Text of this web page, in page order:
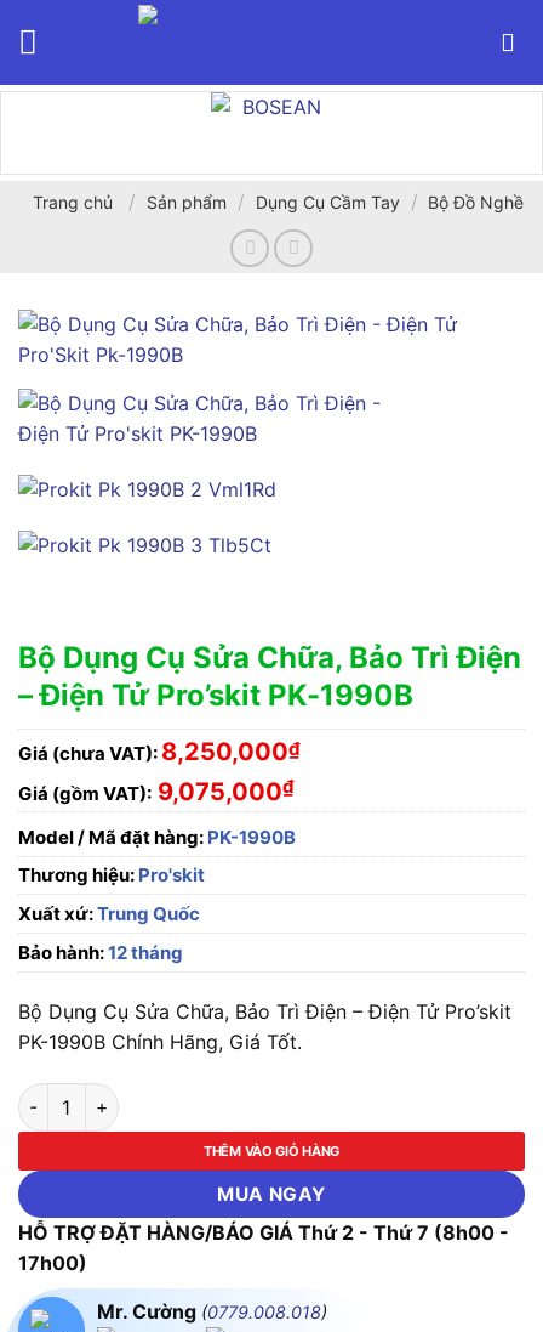
Trang chủ / Sản phẩm / Dụng Cụ Cầm Tay / Bộ Đồ Nghề
Bộ Dụng Cụ Sửa Chữa, Bảo Trì Điện
– Điện Tử Pro’skit PK-1990B
Giá (chưa VAT): 8,250,000₫
Giá (gồm VAT): 9,075,000₫
Model / Mã đặt hàng: PK-1990B
Thương hiệu: Pro'skit
Xuất xứ:Trung Quốc
Bảo hành:12 tháng
Bộ Dụng Cụ Sửa Chữa, Bảo Trì Điện – Điện Tử Pro’skit
PK-1990B Chính Hãng, Giá Tốt.
Bộ Dụng Cụ Sửa Chữa, Bảo Trì Điện - Điện Tử Pro'skit PK-
THÊM VÀO GIỎ HÀNG
MUA NGAY
HỖ TRỢ ĐẶT HÀNG/BÁO GIÁ Thứ 2 - Thứ 7 (8h00 -
17h00)
Mr. Cường (0779.008.018)